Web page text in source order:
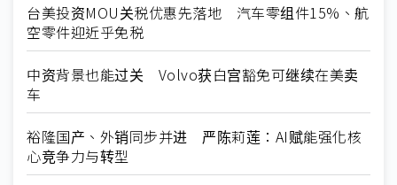
台美投资MOU关税优惠先落地 汽车零组件15%、航
空零件迎近乎免税
中资背景也能过关 Volvo获白宫豁免可继续在美卖
车
裕隆国产、外销同步并进 严陈莉莲：AI赋能强化核
心竞争力与转型